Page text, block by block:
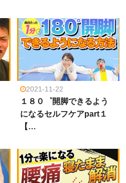
2021-11-22
１８０゜開脚できるよう
になるセルフケアpart１
【…